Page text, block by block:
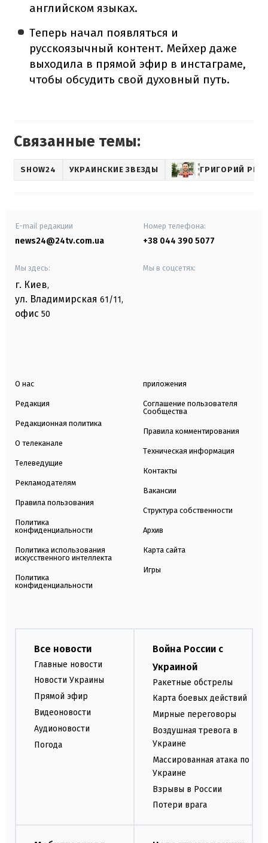
английском языках.
Теперь начал появляться и
русскоязычный контент. Мейхер даже
выходила в прямой эфир в инстаграме,
чтобы обсудить свой духовный путь.
Связанные темы:
SHOW24 УКРАИНСКИЕ ЗВЕЗДЫ ГРИГОРИЙ
E-mail редакции
news24@24tv.com.ua
Номер телефона:
+38 044 390 5077
Мы здесь:
г. Киев,
ул. Владимирская 61/11,
офис 50
Мы в соцсетях:
О нас
Редакция
Редакционная политика
О телеканале
Телеведущие
Рекламодателям
Правила пользования
Политика
конфиденциальности
Политика использования
искусственного интеллекта
Политика
конфиденциальности
приложения
Соглашение пользователя
Сообщества
Правила комментирования
Техническая информация
Контакты
Вакансии
Структура собственности
Архив
Карта сайта
Игры
Все новости
Главные новости
Новости Украины
Прямой эфир
Видеоновости
Аудионовости
Погода
Война России с
Украиной
Ракетные обстрелы
Карта боевых действий
Мирные переговоры
Воздушная тревога в
Украине
Массированная атака по
Украине
Взрывы в России
Потери врага